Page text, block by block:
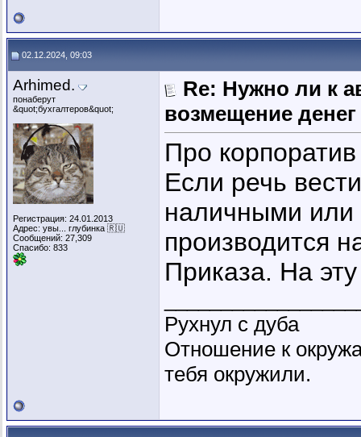
02.12.2024, 09:03
Arhimed.
понаберут
&quot;бухгалтеров&quot;
Регистрация: 24.01.2013
Адрес: увы... глубинка 🇷🇺
Сообщений: 27,309
Спасибо: 833
Re: Нужно ли к
возмещение денег
Про
Если речь
наличными или
производится
Приказа. На
Рухнул с дуба
Отношение к
тебя окружили.